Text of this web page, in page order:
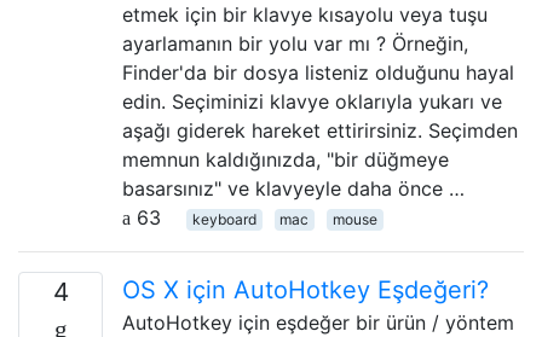
etmek için bir klavye kısayolu veya tuşu
ayarlamanın bir yolu var mı ? Örneğin,
Finder'da bir dosya listeniz olduğunu hayal
edin. Seçiminizi klavye oklarıyla yukarı ve
aşağı giderek hareket ettirirsiniz. Seçimden
memnun kaldığınızda, "bir düğmeye
basarsınız" ve klavyeyle daha önce …
63
keyboard mac mouse
4 OS X için AutoHotkey Eşdeğeri?
AutoHotkey için eşdeğer bir ürün / yöntem